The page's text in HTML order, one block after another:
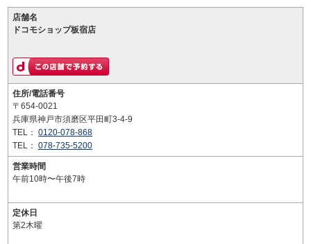
店舗名
ドコモショップ板宿店
住所/電話番号
〒654-0021
兵庫県神戸市須磨区平田町3-4-9
TEL： 0120-078-868
TEL： 078-735-5200
営業時間
午前10時〜午後7時
定休日
第2木曜